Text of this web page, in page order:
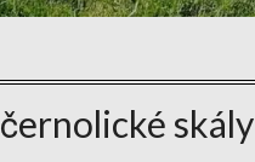
černolické skály